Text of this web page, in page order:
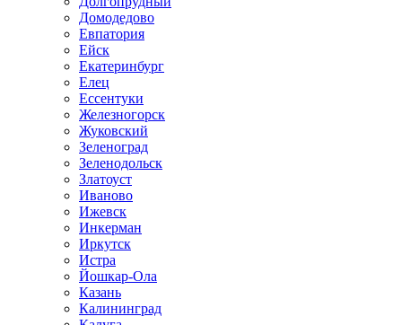
Домодедово
Евпатория
Ейск
Екатеринбург
Елец
Ессентуки
Железногорск
Жуковский
Зеленоград
Зеленодольск
Златоуст
Иваново
Ижевск
Инкерман
Иркутск
Истра
Йошкар-Ола
Казань
Калининград